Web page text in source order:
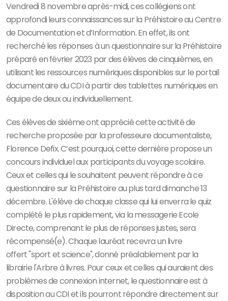
Vendredi 8 novembre après-midi, ces collégiens ont
approfondi leurs connaissances sur la Préhistoire au Centre
de Documentation et d’Information. En effet, ils ont
recherché les réponses à un questionnaire sur la Préhistoire
préparé en février 2023 par des élèves de cinquièmes, en
utilisant les ressources numériques disponibles sur le portail
documentaire du CDI à partir des tablettes numériques en
équipe de deux ou individuellement.
Ces élèves de sixième ont apprécié cette activité de
recherche proposée par la professeure documentaliste,
Florence Defix. C’est pourquoi, cette dernière propose un
concours individuel aux participants du voyage scolaire.
Ceux et celles qui le souhaitent peuvent répondre à ce
questionnaire sur la Préhistoire au plus tard dimanche 13
décembre. L'élève de chaque classe qui lui enverra le quiz
complété le plus rapidement, via la messagerie Ecole
Directe, comprenant le plus de réponses justes, sera
récompensé(e). Chaque lauréat recevra un livre
offert "sport et science", donné préalablement par la
librairie l'Arbre à livres. Pour ceux et celles qui auraient des
problèmes de connexion internet, le questionnaire est à
disposition au CDI et ils pourront répondre directement sur